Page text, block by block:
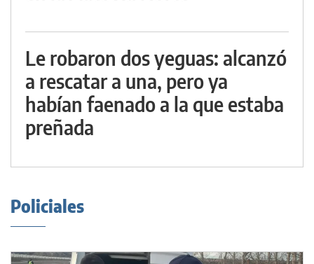
Le robaron dos yeguas: alcanzó
a rescatar a una, pero ya
habían faenado a la que estaba
preñada
Policiales